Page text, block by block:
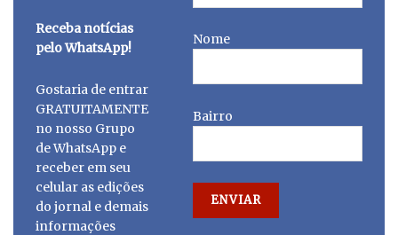
Receba notícias
pelo WhatsApp!
Gostaria de entrar
GRATUITAMENTE
no nosso Grupo
de WhatsApp e
receber em seu
celular as edições
do jornal e demais
informações
Nome
Bairro